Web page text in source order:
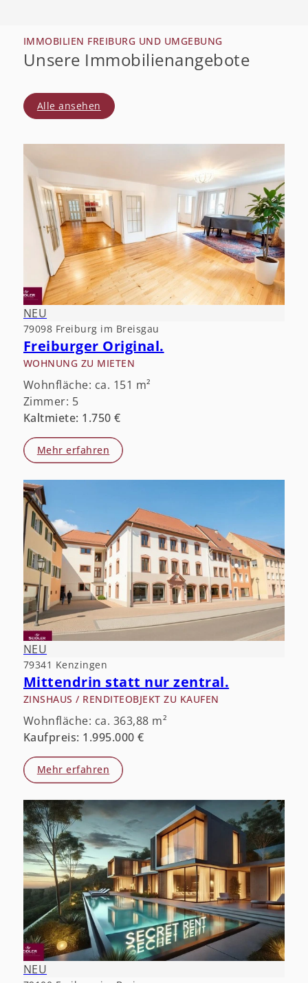
IMMOBILIEN FREIBURG UND UMGEBUNG
Unsere Immobilienangebote
Alle ansehen
NEU
79098 Freiburg im Breisgau
Freiburger Original.
WOHNUNG ZU MIETEN
Wohnfläche: ca. 151 m²
Zimmer: 5
Kaltmiete: 1.750 €
Mehr erfahren
NEU
79341 Kenzingen
Mittendrin statt nur zentral.
ZINSHAUS / RENDITEOBJEKT ZU KAUFEN
Wohnfläche: ca. 363,88 m²
Kaufpreis: 1.995.000 €
Mehr erfahren
NEU